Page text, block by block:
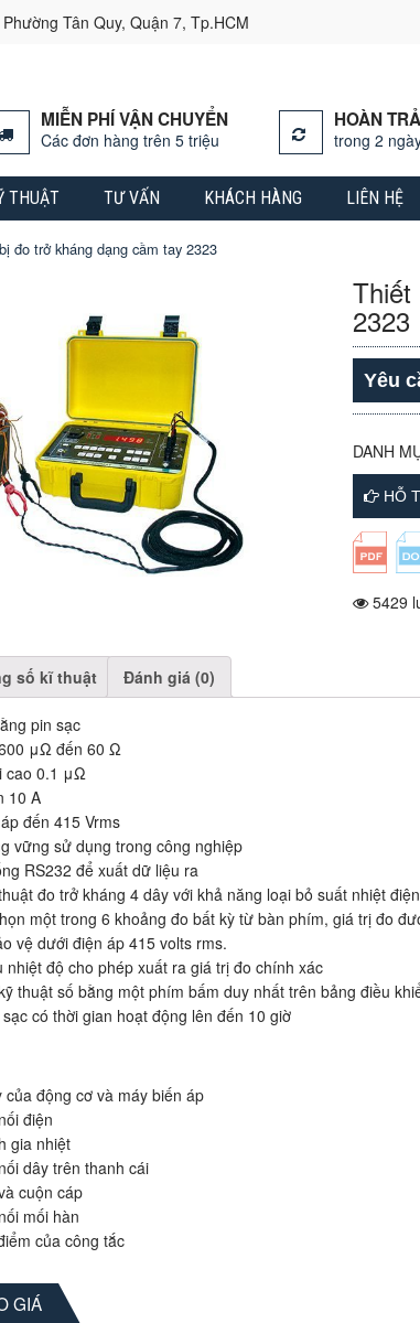
Tân Quy, Quận 7, Tp.HCM
MIỄN PHÍ VẬN CHUYỂN
Các đơn hàng trên 5 triệu
HOÀN
trong 2
THUẬT TƯ VẤN KHÁCH HÀNG LIÊN HỆ
đo trở kháng dạng cầm tay 2323
Thiết
2323
Yêu
DANH
HỖ
5429
số kĩ thuật Đánh giá (0)
pin sạc
μΩ đến 60 Ω
cao 0.1 μΩ
10 A
đến 415 Vrms
vững sử dụng trong công nghiệp
RS232 để xuất dữ liệu ra
đo trở kháng 4 dây với khả năng loại bỏ suất nhiệt
một trong 6 khoảng đo bất kỳ từ bàn phím, giá trị đo
vệ dưới điện áp 415 volts rms.
nhiệt độ cho phép xuất ra giá trị đo chính xác
thuật số bằng một phím bấm duy nhất trên bảng điều
có thời gian hoạt động lên đến 10 giờ
động cơ và máy biến áp
điện
gia nhiệt
dây trên thanh cái
cuộn cáp
mối hàn
của công tắc
GIÁ